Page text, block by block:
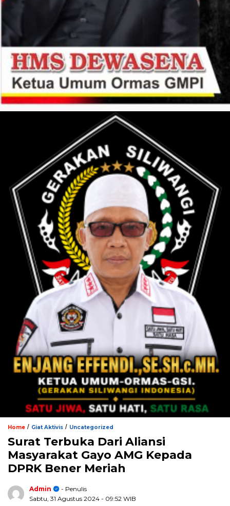
Home / Giat Aktivis / Uncategorized
Surat Terbuka Dari Aliansi
Masyarakat Gayo AMG Kepada
DPRK Bener Meriah
Admin
- Penulis
Sabtu, 31 Agustus 2024 - 09:52 WIB